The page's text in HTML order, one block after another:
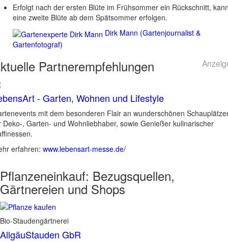
Erfolgt nach der ersten Blüte im Frühsommer ein Rückschnitt,
eine zweite Blüte ab dem Spätsommer erfolgen.
Dirk Mann (Gartenjournalist &
Gartenfotograf)
Partnerempfehlungen
- Garten, Wohnen und Lifestyle
mit dem besonderen Flair an wunderschönen
Deko-, Garten- und Wohnliebhaber, sowie Genießer kulinarischer
erfahren: www.lebensart-messe.de/
Pflanzeneinkauf: Bezugsquellen,
Gärtnereien und Shops
Bio-Staudengärtnerei
AllgäuStauden GbR